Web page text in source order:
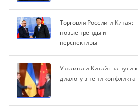
Торговля России и Китая:
новые тренды и
перспективы
Украина и Китай: на пути к
диалогу в тени конфликта